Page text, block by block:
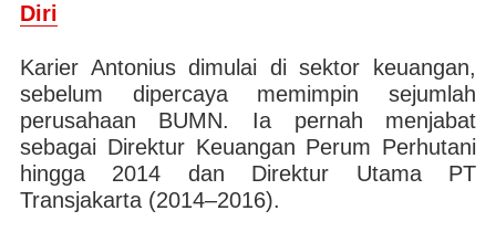
Diri
Karier Antonius dimulai di sektor keuangan,
sebelum dipercaya memimpin sejumlah
perusahaan BUMN. Ia pernah menjabat
sebagai Direktur Keuangan Perum Perhutani
hingga 2014 dan Direktur Utama PT
Transjakarta (2014–2016).